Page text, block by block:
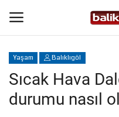
Giriş Yap
Anasayfa
Yaşam Balıklıgöl
Sıcak Hava
durumu nasıl